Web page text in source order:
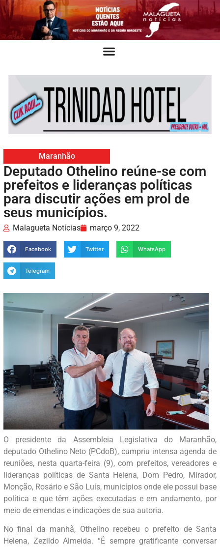
Maranhão
Deputado Othelino reúne-se com
prefeitos e lideranças políticas
para discutir ações em prol de
seus municípios.
Malagueta Notícias março 9, 2022
Facebook Twitter WhatsApp
Telegram
O presidente da Assembleia Legislativa do Maranhão,
deputado Othelino Neto (PCdoB), cumpriu intensa agenda de
reuniões, nesta quarta-feira (9), com prefeitos, vereadores e
lideranças políticas de Santa Helena, Dom Pedro, Mirador,
Monção, Rosário e São Luís, municípios onde ele possui base
política e que têm ações executadas e em andamento, por
meio de emendas e indicações de sua autoria.
No final da manhã, Othelino recebeu o prefeito de Santa
Helena, Zezildo Almeida. “É sempre gratificante conversar